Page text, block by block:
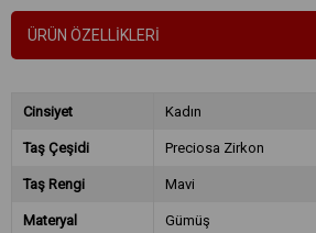
ÜRÜN ÖZELLIKLERI
Cinsiyet Kadın
Taş Çeşidi Preciosa Zirkon
Taş Rengi Mavi
Materyal Gümüş